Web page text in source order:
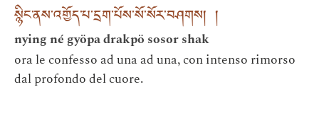
སྙིང་ནས་འགྱོད་པ་དྲག་པོས་སོ་སོར་བཤགས། །
nying né gyöpa drakpö sosor shak
ora le confesso ad una ad una, con intenso rimorso
dal profondo del cuore.